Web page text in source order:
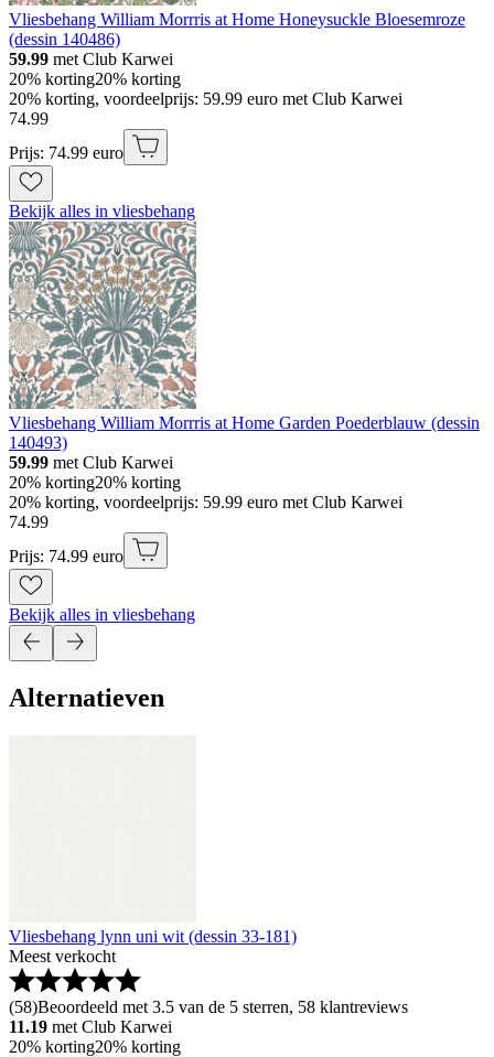
Vliesbehang William Morrris at Home Honeysuckle Bloesemroze
(dessin 140486)
59.99 met Club Karwei
20% korting20% korting
20% korting, voordeelprijs: 59.99 euro met Club Karwei
74.99
Prijs: 74.99 euro
Bekijk alles in vliesbehang
Vliesbehang William Morrris at Home Garden Poederblauw (dessin
140493)
59.99 met Club Karwei
20% korting20% korting
20% korting, voordeelprijs: 59.99 euro met Club Karwei
74.99
Prijs: 74.99 euro
Bekijk alles in vliesbehang
Alternatieven
Vliesbehang lynn uni wit (dessin 33-181)
Meest verkocht
(58)Beoordeeld met 3.5 van de 5 sterren, 58 klantreviews
11.19 met Club Karwei
20% korting20% korting